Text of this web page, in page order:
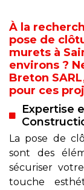
À la
pose de
murets à
environs ?
Breton
pour ces
Expertise
La pose de
sont des
sécuriser
touche